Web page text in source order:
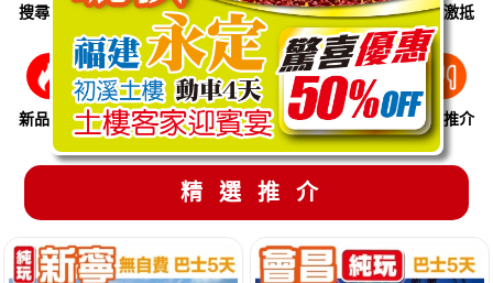
搜尋線路 跨省巴士 即時特惠 休閒娛樂 會員激抵
新品推介 季節限定 溫泉養生 買一送一 美食推介
精選推介